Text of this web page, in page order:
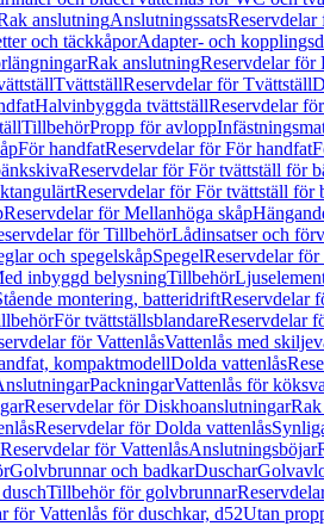
anslutningAnslutningssatsReservdelar
och täckkåporAdapter- och
Rak anslutningReservdelar för
TvättställReservdelar för Tvättställ
Halvinbyggda tvättställReservdelar
TillbehörPropp för avlopp
För handfatReservdelar för För handfat
Reservdelar för För tvättställ för
Reservdelar för För tvättställ för
Reservdelar för Mellanhöga skåp
för TillbehörLådinsatser och
och spegelskåpSpegelReservdelar för
inbyggd belysningTillbehör
montering, batteridriftReservdelar
För tvättställsblandareReservdelar
för VattenlåsVattenlås med
kompaktmodellDolda vattenlås
PackningarVattenlås för
Reservdelar för Diskhoanslutningar
Reservdelar för Dolda vattenlås
Reservdelar för VattenlåsAnslutningsböjar
Golvbrunnar och badkarDuschar
Tillbehör för golvbrunnar
för Vattenlås för duschkar, d52Utan